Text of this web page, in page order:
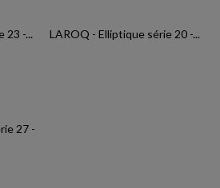
23 -... LAROQ - Elliptique série 20 -...